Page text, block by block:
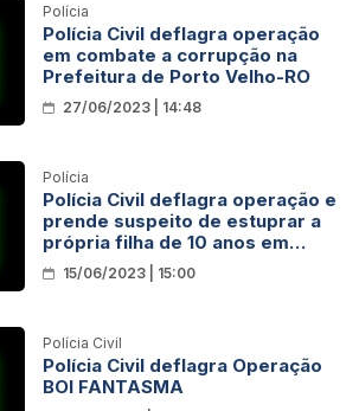
Polícia
Polícia Civil deflagra operação
em combate a corrupção na
Prefeitura de Porto Velho-RO
27/06/2023 | 14:48
Polícia
Polícia Civil deflagra operação e
prende suspeito de estuprar a
própria filha de 10 anos em
Machadinho D’Oeste
15/06/2023 | 15:00
Polícia Civil
Polícia Civil deflagra Operação
BOI FANTASMA